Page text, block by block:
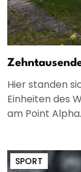
Hier standen
Einheiten des
am Point
SPORT